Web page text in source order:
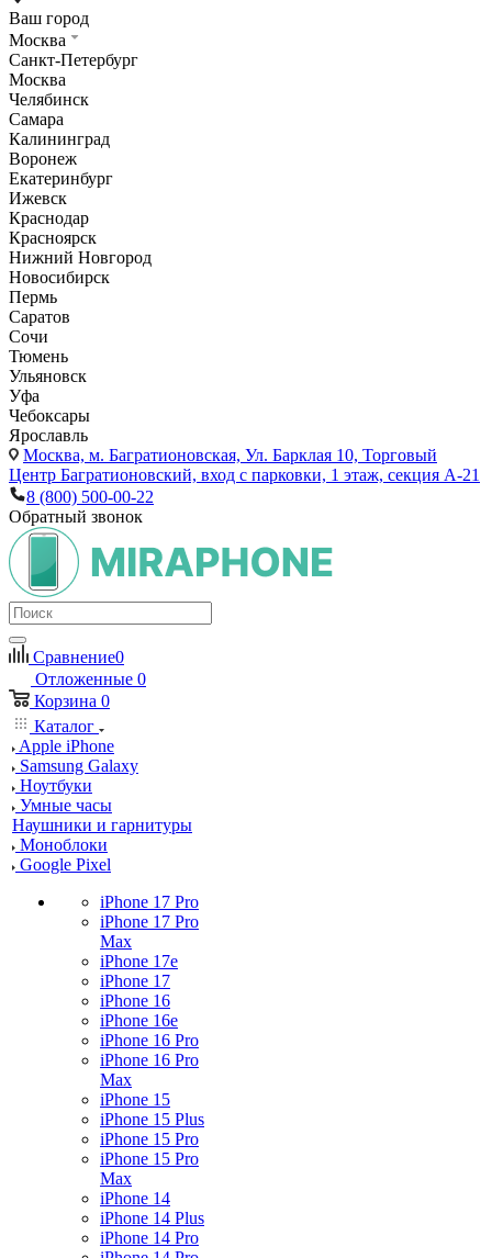
Ваш город
Москва
Санкт-Петербург
Москва
Челябинск
Самара
Калининград
Воронеж
Екатеринбург
Ижевск
Краснодар
Красноярск
Нижний Новгород
Новосибирск
Пермь
Саратов
Сочи
Тюмень
Ульяновск
Уфа
Чебоксары
Ярославль
Москва, м. Багратионовская, Ул. Барклая 10, Торговый
Центр Багратионовский, вход с парковки, 1 этаж, секция А-21
8 (800) 500-00-22
Обратный звонок
Сравнение0
Отложенные 0
Корзина 0
Каталог
Apple iPhone
Samsung Galaxy
Ноутбуки
Умные часы
Наушники и гарнитуры
Моноблоки
Google Pixel
iPhone 17 Pro
iPhone 17 Pro
Max
iPhone 17e
iPhone 17
iPhone 16
iPhone 16e
iPhone 16 Pro
iPhone 16 Pro
Max
iPhone 15
iPhone 15 Plus
iPhone 15 Pro
iPhone 15 Pro
Max
iPhone 14
iPhone 14 Plus
iPhone 14 Pro